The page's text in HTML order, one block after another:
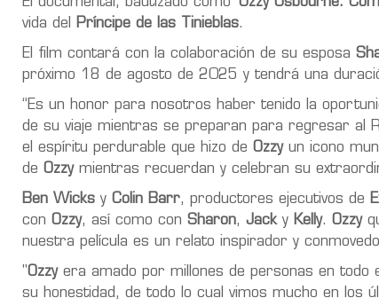
vida del
Príncipe de las Tinieblas.
El film contará con la colaboración de su esposa
próximo 18 de agosto de 2025 y tendrá una
“Es un honor para nosotros haber tenido la
de su viaje mientras se preparan para regresar al
el espíritu perdurable que hizo de Ozzyun icono
de Ozzymientras recuerdan y celebran su
Ben Wicks y Colin Barr, productores ejecutivos de
con Ozzy, así como con Sharon, Jacky Kelly. Ozzy
nuestra película es un relato inspirador y
"Ozzyera amado por millones de personas en todo
su honestidad, de todo lo cual vimos mucho en los